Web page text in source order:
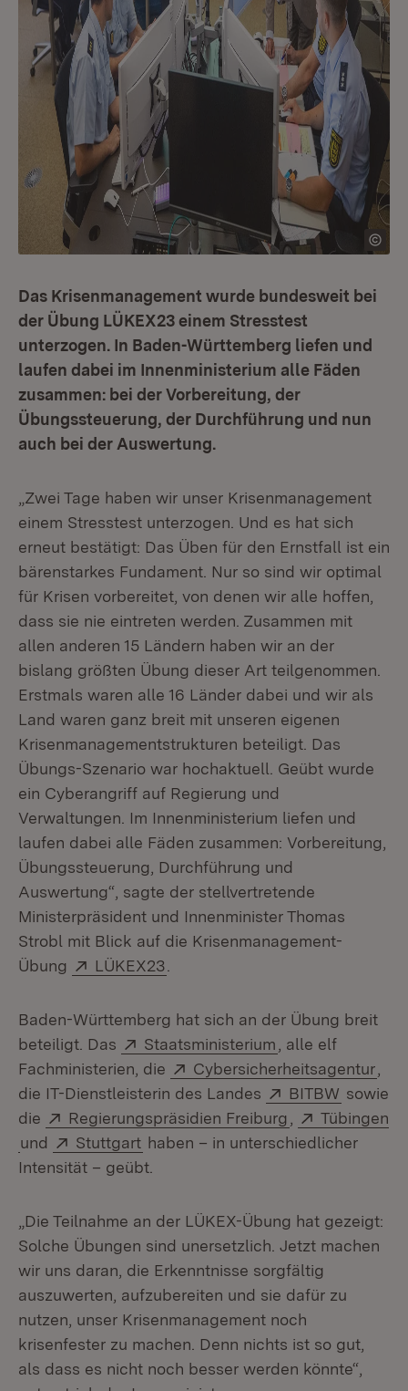
Das Krisenmanagement wurde bundesweit bei
der Übung LÜKEX23 einem Stresstest
unterzogen. In Baden-Württemberg liefen und
laufen dabei im Innenministerium alle Fäden
zusammen: bei der Vorbereitung, der
Übungssteuerung, der Durchführung und nun
auch bei der Auswertung.
„Zwei Tage haben wir unser Krisenmanagement
einem Stresstest unterzogen. Und es hat sich
erneut bestätigt: Das Üben für den Ernstfall ist ein
bärenstarkes Fundament. Nur so sind wir optimal
für Krisen vorbereitet, von denen wir alle hoffen,
dass sie nie eintreten werden. Zusammen mit
allen anderen 15 Ländern haben wir an der
bislang größten Übung dieser Art teilgenommen.
Erstmals waren alle 16 Länder dabei und wir als
Land waren ganz breit mit unseren eigenen
Krisenmanagementstrukturen beteiligt. Das
Übungs-Szenario war hochaktuell. Geübt wurde
ein Cyberangriff auf Regierung und
Verwaltungen. Im Innenministerium liefen und
laufen dabei alle Fäden zusammen: Vorbereitung,
Übungssteuerung, Durchführung und
Auswertung“, sagte der stellvertretende
Ministerpräsident und Innenminister Thomas
Strobl mit Blick auf die Krisenmanagement-
Übung
Extern:
LÜKEX23
Baden-Württemberg hat sich an der Übung breit
beteiligt. Das
Extern:
Staatsministerium (Öffnet in
, alle elf
Fachministerien, die
Extern:
Cybersicherheitsagentur
die IT-Dienstleisterin des Landes
Extern:
BITBW (Öffnet
sowie
die
Extern:
Regierungspräsidien Freiburg (Öffnet in
Extern:
Tübingen
(Öffnet in neuem Fenster)
und Extern:
Stuttgart (Öffnet in neuem Fenster)
haben – in unterschiedlicher
Intensität – geübt.
„Die Teilnahme an der LÜKEX-Übung hat gezeigt:
Solche Übungen sind unersetzlich. Jetzt machen
wir uns daran, die Erkenntnisse sorgfältig
auszuwerten, aufzubereiten und sie dafür zu
nutzen, unser Krisenmanagement noch
krisenfester zu machen. Denn nichts ist so gut,
als dass es nicht noch besser werden könnte“,